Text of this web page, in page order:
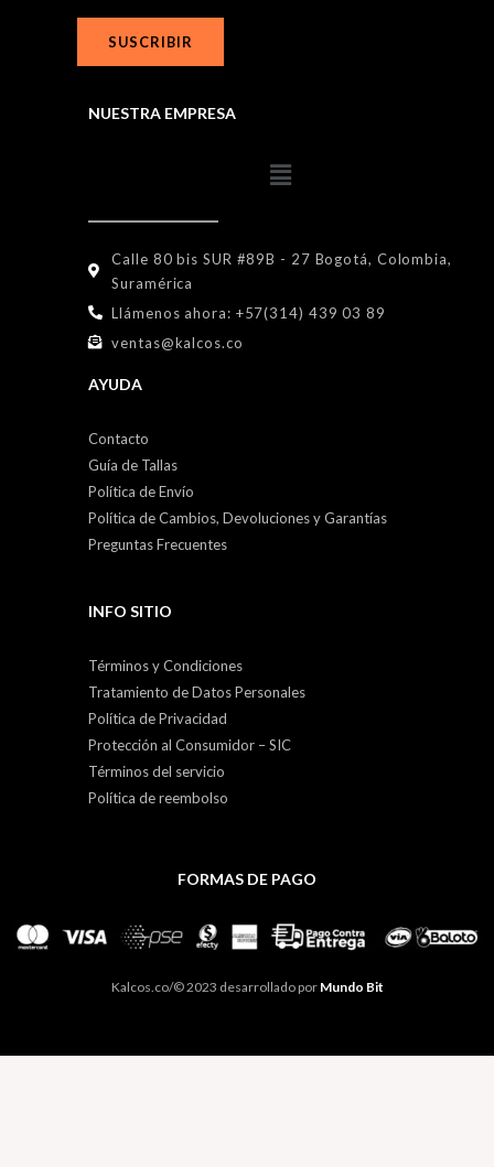
SUSCRIBIR
NUESTRA EMPRESA
Calle 80 bis SUR #89B - 27 Bogotá, Colombia,
Suramérica
Llámenos ahora: +57(314) 439 03 89
ventas@kalcos.co
AYUDA
Contacto
Guía de Tallas
Política de Envío
Política de Cambios, Devoluciones y Garantías
Preguntas Frecuentes
INFO SITIO
Términos y Condiciones
Tratamiento de Datos Personales
Política de Privacidad
Protección al Consumidor – SIC
Términos del servicio
Política de reembolso
FORMAS DE PAGO
Kalcos.co/© 2023 desarrollado por Mundo Bit